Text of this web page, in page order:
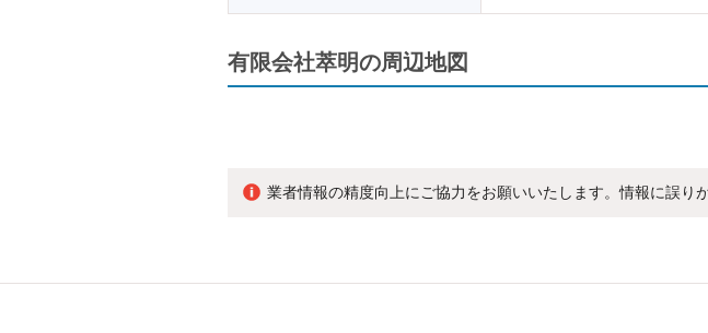
有限会社萃明の周辺地図
業者情報の精度向上にご協力をお願いいたします。情報に誤り